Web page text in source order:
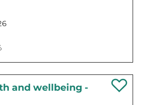
and wellbeing -